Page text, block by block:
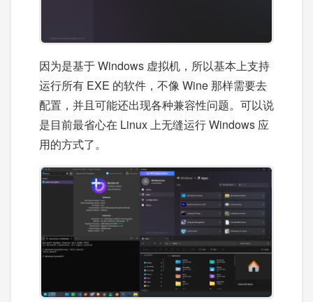
因为是基于 Windows 虚拟机，所以基本上支持
运行所有 EXE 的软件，不像 Wine 那样需要去
配置，并且可能还出现各种兼容性问题。可以说
是目前最省心在 Linux 上无缝运行 Windows 应
用的方式了。